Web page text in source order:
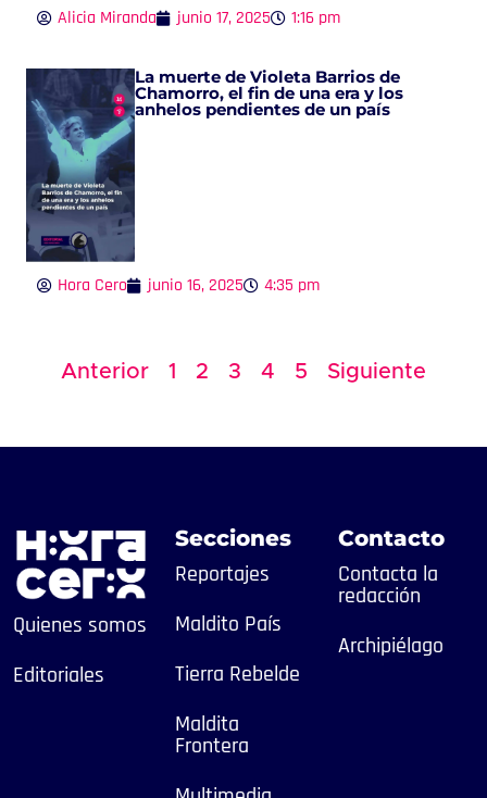
Alicia Miranda junio 17, 2025 1:16 pm
La muerte de Violeta Barrios de
Chamorro, el fin de una era y los
anhelos pendientes de un país
Hora Cero junio 16, 2025 4:35 pm
Anterior 1 2 3 4 5 Siguiente
Quienes somos
Editoriales
Secciones
Reportajes
Maldito País
Tierra Rebelde
Maldita
Frontera
Contacto
Contacta la
redacción
Archipiélago